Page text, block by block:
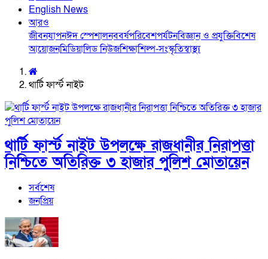
English News
আরও
জীবনযাপনঈদ স্পেশালনববর্ষপরিবেশপর্যটনবিজ্ঞান ও প্রযুক্তিবিশেষ
আয়োজনমিডিয়ালিড নিউজশিক্ষাশিল্প-সংস্কৃতিস্বাস্থ্য
থার্টি ফার্স্ট নাইট
থার্টি ফার্স্ট নাইট উপলক্ষে রাজধানীর নিরাপত্তা
নিশ্চিতে অতিরিক্ত ৩ হাজার পুলিশ মোতায়েন
সর্বশেষ
জনপ্রিয়